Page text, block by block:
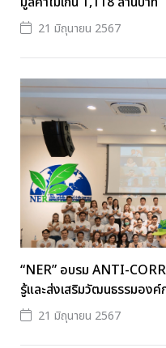
21 มิถุนายน 2567
“NER” อบรม ANTI-
รู้และส่งเสริมวัฒนธรรมองค์
21 มิถุนายน 2567